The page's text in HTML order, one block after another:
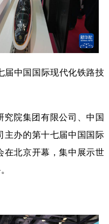
信息化 数字经济
银龄 溯源中国
时尚 悦读
福建 江西
中国国际现代化铁路技
院集团有限公司、中国
主办的第十七届中国国际
北京开幕，集中展示世